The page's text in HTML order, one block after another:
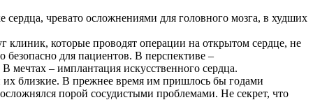
сердца, чревато осложнениями для головного мозга, в худших
клиник, которые проводят операции на открытом сердце, не
безопасно для пациентов. В перспективе –
мечтах – имплантация искусственного сердца.
их близкие. В прежнее время им пришлось бы годами
порой сосудистыми проблемами. Не секрет, что